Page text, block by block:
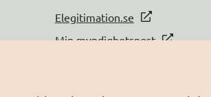
Elegitimation.se
Min myndighetspost